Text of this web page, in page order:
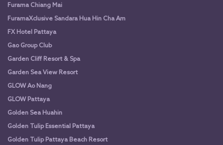
Furama Chiang Mai
FuramaXclusive Sandara Hua Hin Cha Am
FX Hotel Pattaya
Gao Group Club
Garden Cliff Resort & Spa
Garden Sea View Resort
GLOW Ao Nang
GLOW Pattaya
Golden Sea Huahin
Golden Tulip Essential Pattaya
Golden Tulip Pattaya Beach Resort